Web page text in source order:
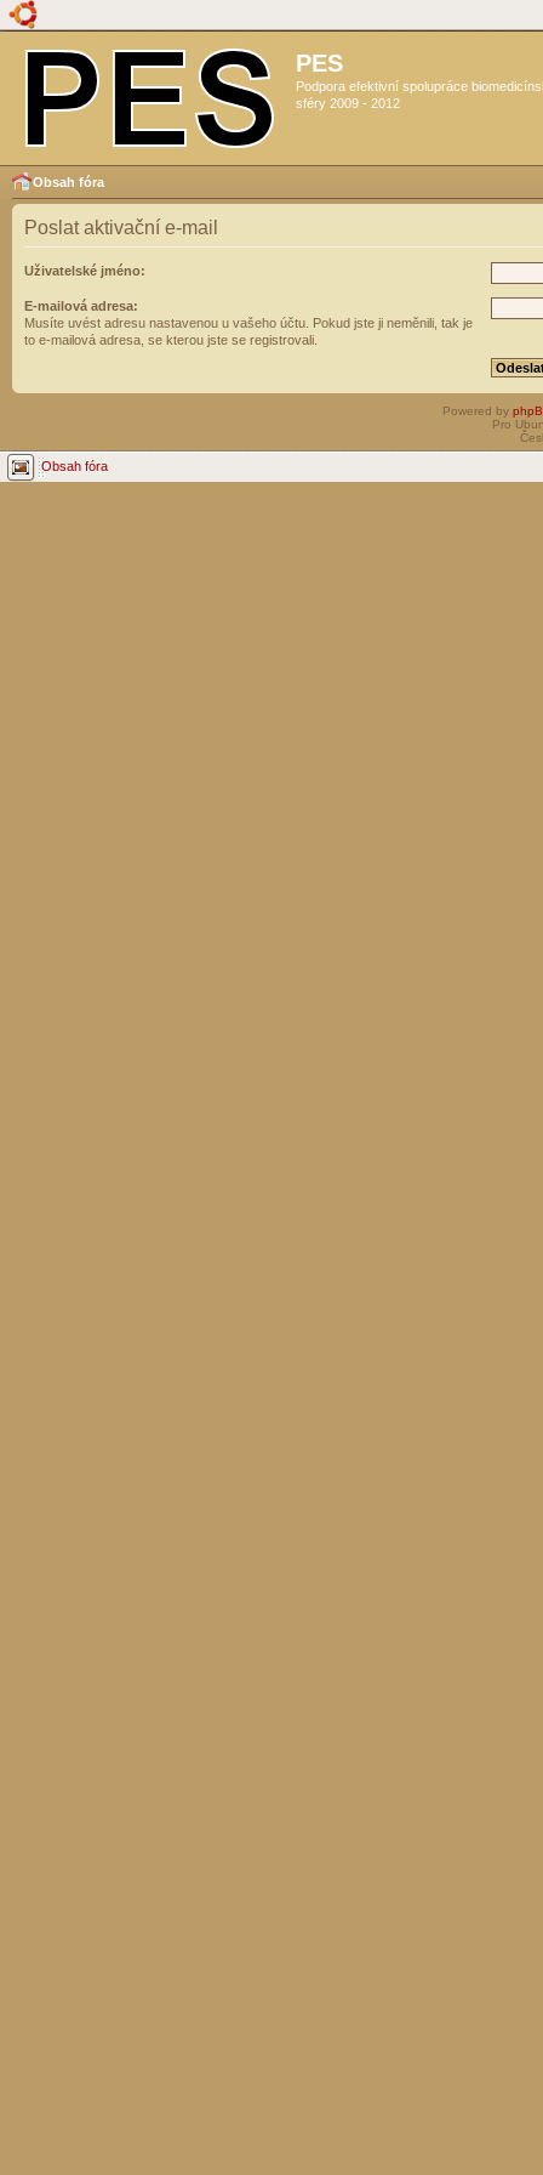
PES
Podpora efektivní spolupráce
sféry 2009 - 2012
Obsah fóra
Poslat aktivační e-mail
Uživatelské jméno:
E-mailová adresa:
Musíte uvést adresu nastavenou u vašeho účtu. Pokud jste ji neměnili, tak je
to e-mailová adresa, se kterou jste se registrovali.
Powered by
Pro
Obsah fóra